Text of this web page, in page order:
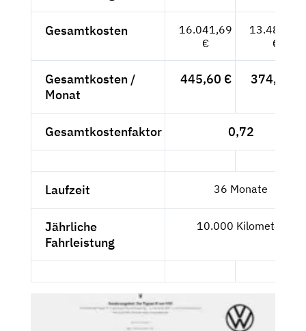
Gesamtkosten
16.041,69
€
13.480,41
€
Gesamtkosten /
Monat
445,60 € 374,46 €
Gesamtkostenfaktor 0,72
Laufzeit 36 Monate
Jährliche
Fahrleistung
10.000 Kilometer